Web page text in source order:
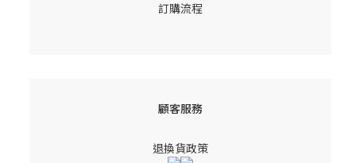
訂購流程
顧客服務
退換貨政策